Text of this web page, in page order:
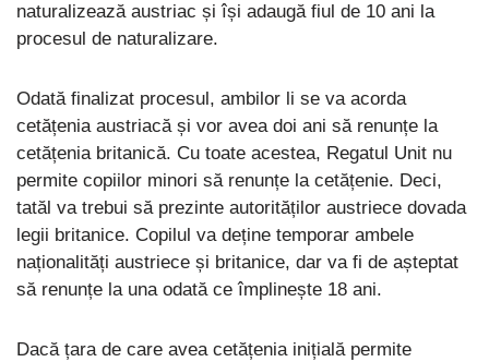
naturalizează austriac și își adaugă fiul de 10 ani la
procesul de naturalizare.
Odată finalizat procesul, ambilor li se va acorda
cetățenia austriacă și vor avea doi ani să renunțe la
cetățenia britanică. Cu toate acestea, Regatul Unit nu
permite copiilor minori să renunțe la cetățenie. Deci,
tatăl va trebui să prezinte autorităților austriece dovada
legii britanice. Copilul va deține temporar ambele
naționalități austriece și britanice, dar va fi de așteptat
să renunțe la una odată ce împlinește 18 ani.
Dacă țara de care avea cetățenia inițială permite